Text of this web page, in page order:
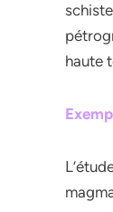
haute